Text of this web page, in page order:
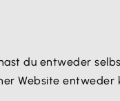
du entweder
Website